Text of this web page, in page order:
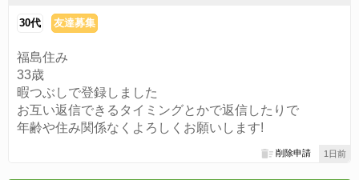
30代 友達募集
福島住み
33歳
暇つぶしで登録しました
お互い返信できるタイミングとかで返信したりで
年齢や住み関係なくよろしくお願いします!
1日前
削除申請